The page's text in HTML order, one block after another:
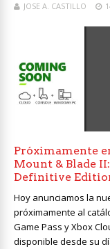
JOSE A. CASTILLO
Próximamente
Mount & Blade
Definitive
Hoy anunciamos la
próximamente al
Game Pass y Xbox
disponible desde su